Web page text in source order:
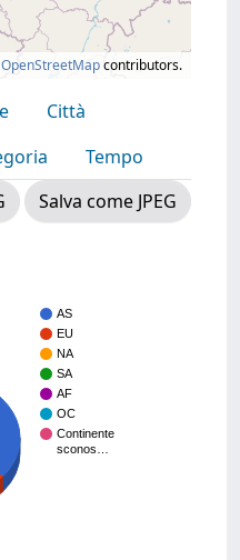
OpenStreetMapcontributors.
Città
Tempo
Salva come JPEG
AS
EU
NA
SA
AF
OC
Continente
sconos…